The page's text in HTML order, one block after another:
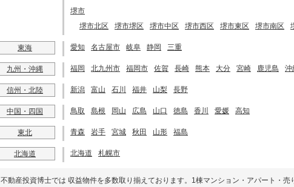
堺市
堺市北区
堺市堺区 堺市中区 堺市西区 堺市東区 堺市南区
東海 愛知 名古屋市 岐阜 静岡 三重
九州・沖縄 福岡 北九州市 福岡市 佐賀 長崎 熊本 大分 宮崎 鹿児島 沖
信州・北陸 新潟 富山 石川 福井 山梨 長野
中国・四国 鳥取 島根 岡山 広島 山口 徳島 香川 愛媛 高知
東北 青森 岩手 宮城 秋田 山形 福島
北海道 北海道 札幌市
不動産投資博士では 収益物件を多数取り揃えております。1棟マンション・アパート・